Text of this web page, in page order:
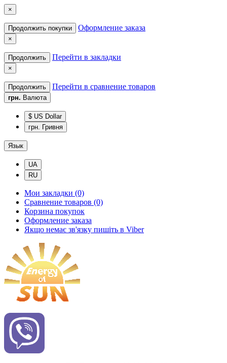
×
Продолжить покупки Оформление заказа
×
Продолжить Перейти в закладки
×
Продолжить Перейти в сравнение товаров
грн. Валюта
$ US Dollar
грн. Гривня
Язык
UA
RU
Мои закладки (0)
Сравнение товаров (0)
Корзина покупок
Оформление заказа
Якщо немає зв'язку пишіть в Viber